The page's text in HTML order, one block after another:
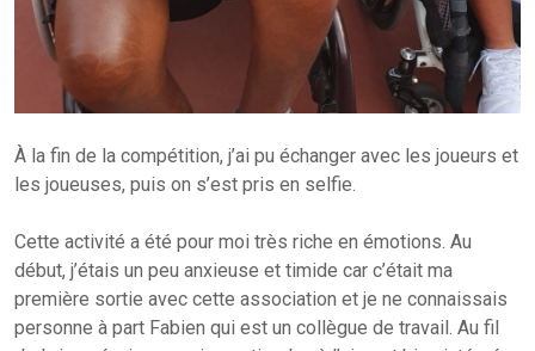
À la fin de la compétition, j’ai pu échanger avec les joueurs et
les joueuses, puis on s’est pris en selfie.
Cette activité a été pour moi très riche en émotions. Au
début, j’étais un peu anxieuse et timide car c’était ma
première sortie avec cette association et je ne connaissais
personne à part Fabien qui est un collègue de travail. Au fil